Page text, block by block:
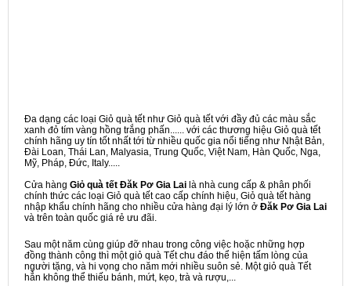
Đa dạng các loại Giỏ quà tết như Giỏ quà tết với đầy đủ các màu sắc
xanh đỏ tím vàng hồng trắng phấn...... với các thương hiệu Giỏ quà tết
chính hãng uy tín tốt nhất tới từ nhiều quốc gia nổi tiếng như Nhật Bản,
Đài Loan, Thái Lan, Malyasia, Trung Quốc, Việt Nam, Hàn Quốc, Nga,
Mỹ, Pháp, Đức, Italy.....
Cửa hàng Giỏ quà tết Đăk Pơ Gia Lai là nhà cung cấp & phân phối
chính thức các loại Giỏ quà tết cao cấp chính hiệu, Giỏ quà tết hàng
nhập khẩu chính hãng cho nhiều cửa hàng đại lý lớn ở Đăk Pơ Gia Lai
và trên toàn quốc giá rẻ ưu đãi.
Sau một năm cùng giúp đỡ nhau trong công việc hoặc những hợp
đồng thành công thì một giỏ quà Tết chu đáo thể hiện tấm lòng của
người tặng, và hi vọng cho năm mới nhiều suôn sẻ. Một giỏ quà Tết
hẳn không thể thiếu bánh, mứt, kẹo, trà và rượu,...